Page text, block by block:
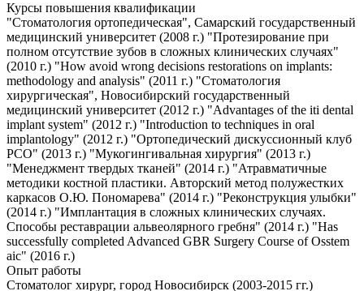
Курсы повышения квалификации
"Стоматология ортопедическая", Самарский государственный
медицинский университет (2008 г.) "Протезирование при
полном отсутствие зубов в сложных клинических случаях"
(2010 г.) "How avoid wrong decisions restorations on implants:
methodology and analysis" (2011 г.) "Стоматология
хирургическая", Новосибирский государственный
медицинский университет (2012 г.) "Advantages of the iti dental
implant system" (2012 г.) "Introduction to techniques in oral
implantology" (2012 г.) "Ортопедический дискуссионный клуб
РСО" (2013 г.) "Мукогингивальная хирургия" (2013 г.)
"Менеджмент твердых тканей" (2014 г.) "Атравматичные
методики костной пластики. Авторский метод полужестких
каркасов О.Ю. Пономарева" (2014 г.) "Реконструкция улыбки"
(2014 г.) "Имплантация в сложных клинических случаях.
Способы реставрации альвеолярного гребня" (2014 г.) "Has
successfully completed Advanced GBR Surgery Course of Osstem
aic" (2016 г.)
Опыт работы
Стоматолог хирург, город Новосибирск (2003-2015 гг.)